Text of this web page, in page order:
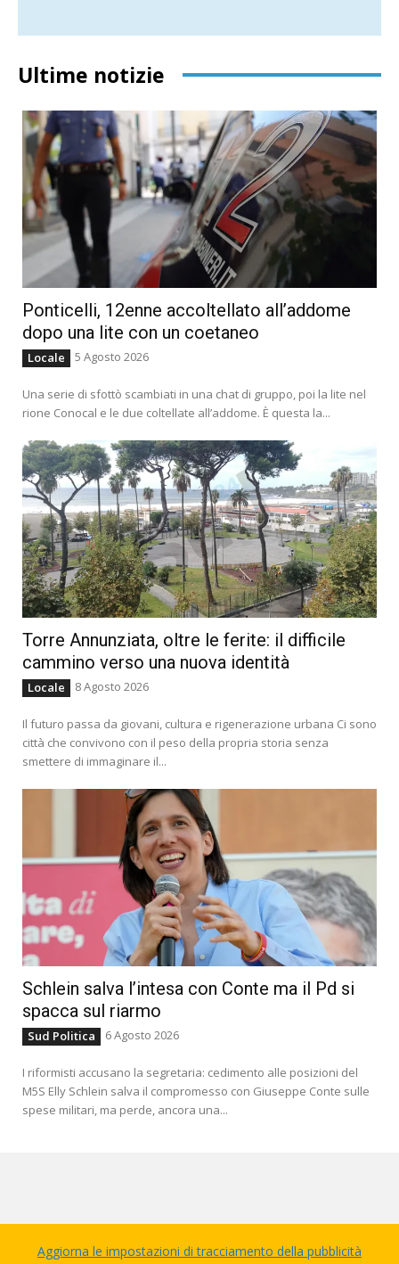
Ultime notizie
Ponticelli, 12enne accoltellato all’addome
dopo una lite con un coetaneo
Locale 5 Agosto 2026
Una serie di sfottò scambiati in una chat di gruppo, poi la lite nel
rione Conocal e le due coltellate all’addome. È questa la...
Torre Annunziata, oltre le ferite: il difficile
cammino verso una nuova identità
Locale 8 Agosto 2026
Il futuro passa da giovani, cultura e rigenerazione urbana Ci sono
città che convivono con il peso della propria storia senza
smettere di immaginare il...
Schlein salva l’intesa con Conte ma il Pd si
spacca sul riarmo
Sud Politica 6 Agosto 2026
I riformisti accusano la segretaria: cedimento alle posizioni del
M5S Elly Schlein salva il compromesso con Giuseppe Conte sulle
spese militari, ma perde, ancora una...
Aggiorna le impostazioni di tracciamento della pubblicità